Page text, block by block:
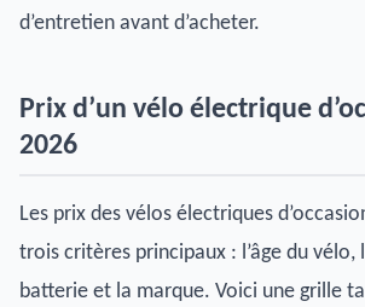
d’entretien avant d’acheter.
Prix d’un vélo électrique
2026
Les prix des vélos électriques
trois critères principaux : l’âge du vélo,
batterie et la marque. Voici une grille